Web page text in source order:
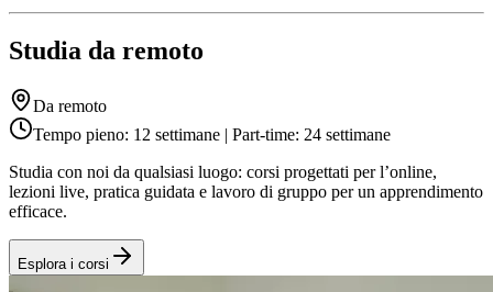
Studia da remoto
Da remoto
Tempo pieno: 12 settimane | Part-time: 24 settimane
Studia con noi da qualsiasi luogo: corsi progettati per l’online,
lezioni live, pratica guidata e lavoro di gruppo per un apprendimento
efficace.
Esplora i corsi